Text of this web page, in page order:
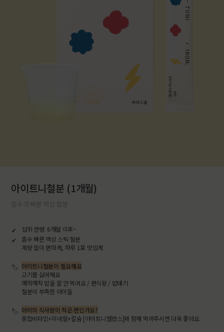
아이트니철분 (1개월)
흡수가 빠른 액상 철분
섭취 연령: 6개월 이후~
흡수 빠른 액상 스틱 철분
계량 없이 편하게, 하루 1포 맛있게
아이트니철분이 필요해요
고기를 싫어해요
깨작깨작 밥을 잘 안 먹어요 / 편식왕 / 밥태기
철분이 부족한 아이들
아이의 식사량이 적은 편인가요?
종합비타민+미네랄+칼슘 [아이트니밸런스]와 함께 먹어주시면 더욱 좋아요.